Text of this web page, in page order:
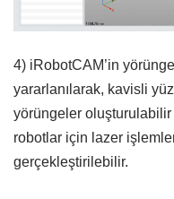
4) iRobotCAM’in
yararlanılarak, kavisli
yörüngeler
robotlar için lazer
gerçekleştirilebilir.